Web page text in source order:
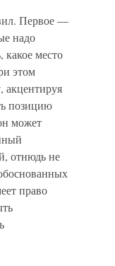
Первое —
надо
какое место
этом
акцентируя
позицию
может
отнюдь не
право